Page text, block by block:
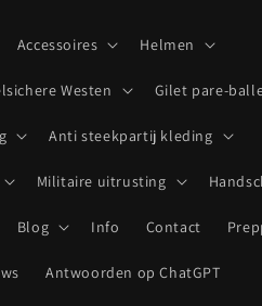
Accessoires Helmen
Westen Gilet pare-
Anti steekpartij kleding
Militaire uitrusting
Blog Info Contact
Antwoorden op ChatGPT